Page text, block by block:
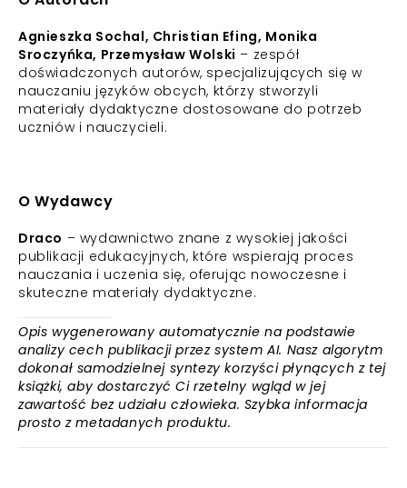
Agnieszka Sochal, Christian Efing, Monika
Sroczyńka, Przemysław Wolski – zespół
doświadczonych autorów, specjalizujących się w
nauczaniu języków obcych, którzy stworzyli
materiały dydaktyczne dostosowane do potrzeb
uczniów i nauczycieli.
O Wydawcy
Draco – wydawnictwo znane z wysokiej jakości
publikacji edukacyjnych, które wspierają proces
nauczania i uczenia się, oferując nowoczesne i
skuteczne materiały dydaktyczne.
Opis wygenerowany automatycznie na podstawie
analizy cech publikacji przez system AI. Nasz algorytm
dokonał samodzielnej syntezy korzyści płynących z tej
książki, aby dostarczyć Ci rzetelny wgląd w jej
zawartość bez udziału człowieka. Szybka informacja
prosto z metadanych produktu.